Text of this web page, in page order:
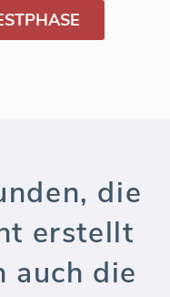
die
erstellt
auch die